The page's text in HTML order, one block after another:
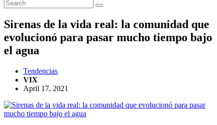
Sirenas de la vida real: la comunidad que
evolucionó para pasar mucho tiempo bajo
el agua
Tendencias
VIX
April 17, 2021